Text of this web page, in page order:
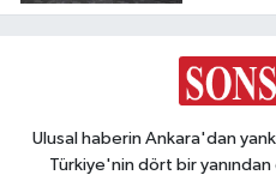
Ulusal haberin Ankara'dan
Türkiye'nin dört bir yanından